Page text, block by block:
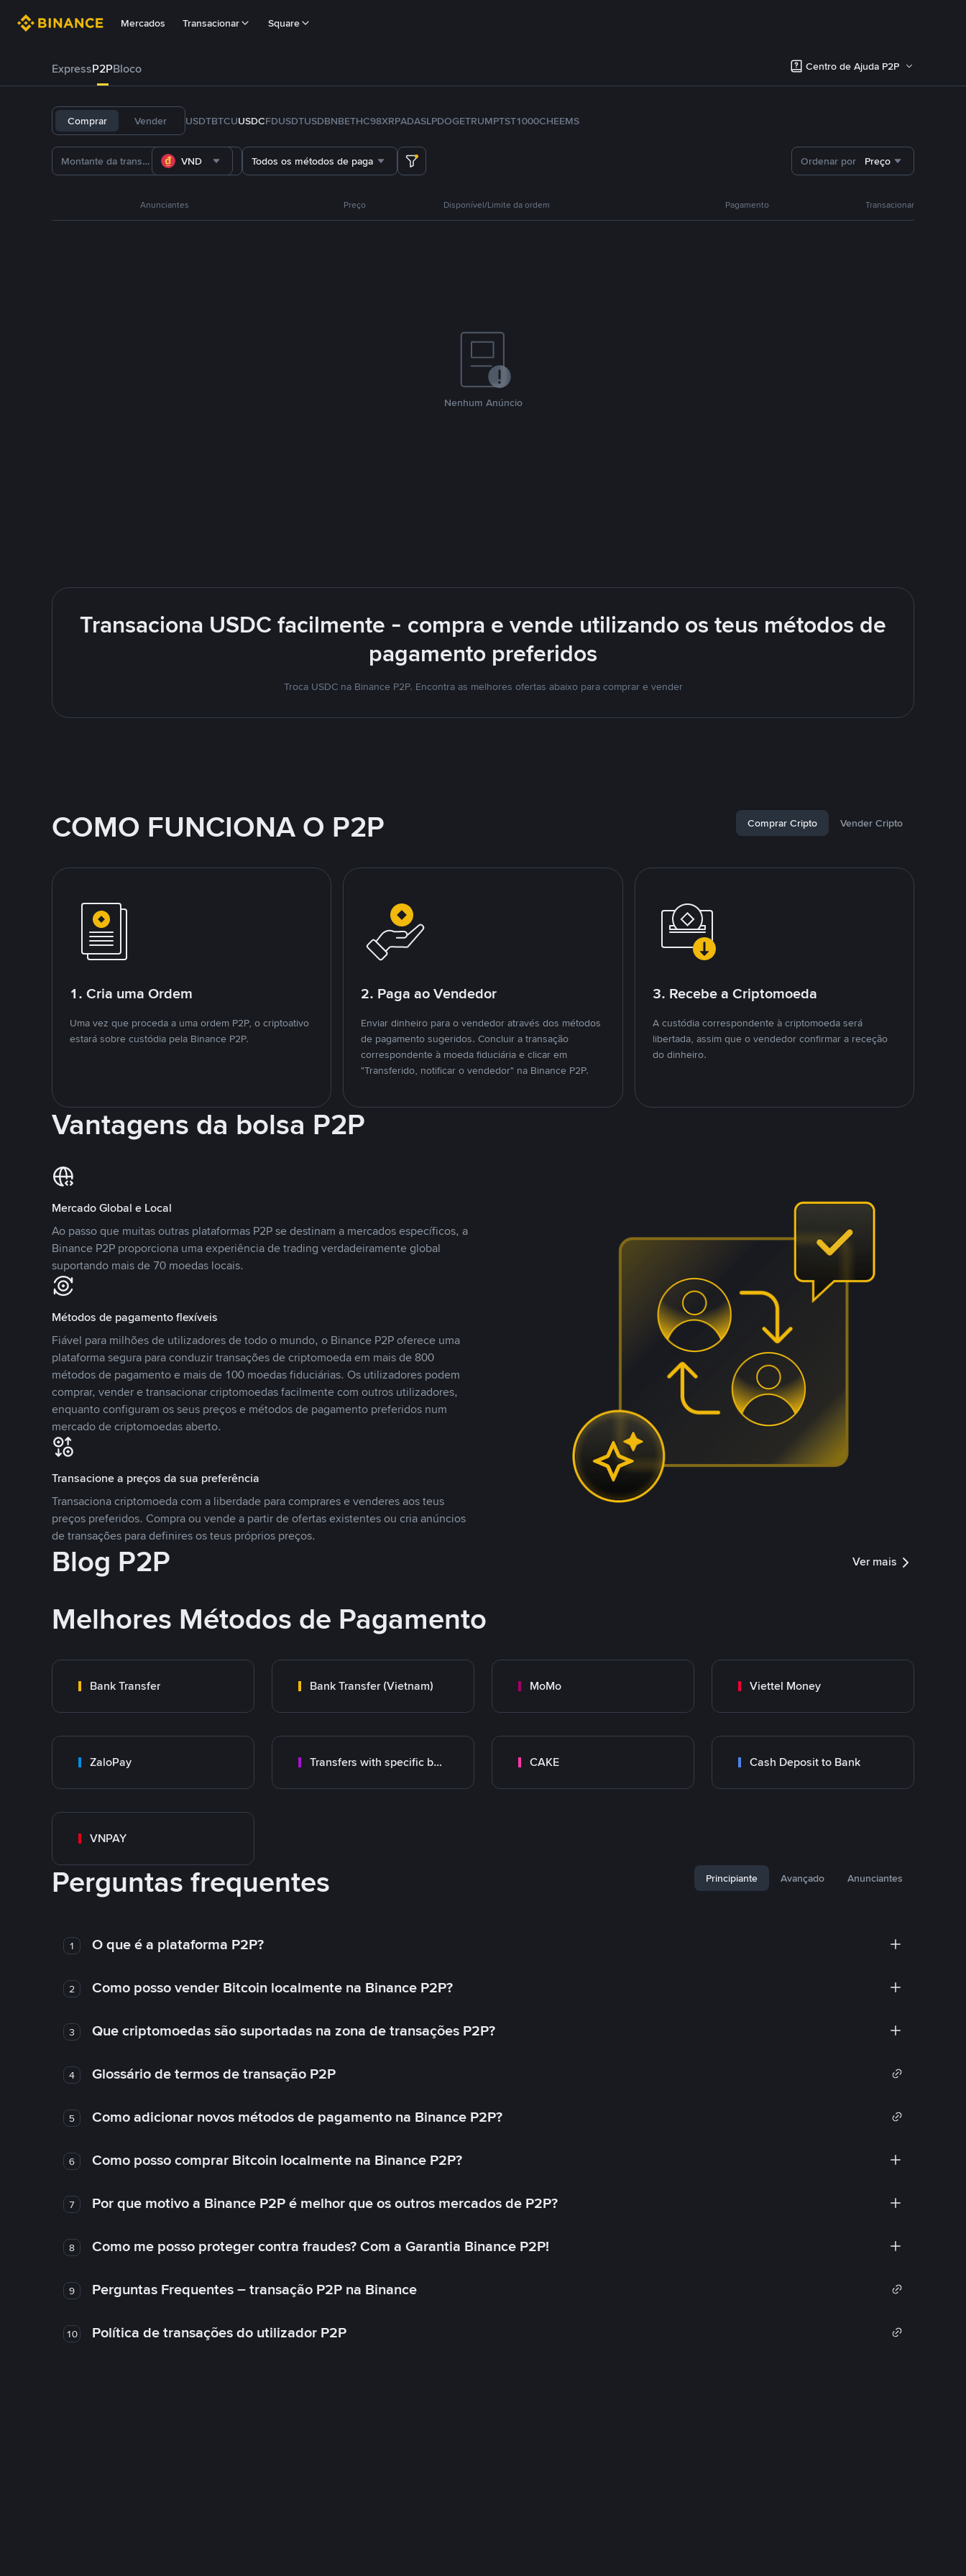
Mercados Transacionar Square
ExpressP2PBloco Centro de Ajuda P2P
Comprar Vender USDTBTCUUSDCFDUSDTUSDBNBETHC98XRPADASLPDOGETRUMPTST1000CHEEMS
VND Todos os métodos de pagamento Ordenar por Preço
Anunciantes Preço Disponível/Limite da ordem Pagamento Transacionar
Nenhum Anúncio
Transaciona USDC facilmente - compra e vende utilizando os teus métodos de
pagamento preferidos
Troca USDC na Binance P2P. Encontra as melhores ofertas abaixo para comprar e vender
COMO FUNCIONA O P2P Comprar Cripto Vender Cripto
1. Cria uma Ordem
Uma vez que proceda a uma ordem P2P, o criptoativo
estará sobre custódia pela Binance P2P.
2. Paga ao Vendedor
Enviar dinheiro para o vendedor através dos métodos
de pagamento sugeridos. Concluir a transação
correspondente à moeda fiduciária e clicar em
"Transferido, notificar o vendedor" na Binance P2P.
3. Recebe a Criptomoeda
A custódia correspondente à criptomoeda será
libertada, assim que o vendedor confirmar a receção
do dinheiro.
Vantagens da bolsa P2P
Mercado Global e Local
Ao passo que muitas outras plataformas P2P se destinam a mercados específicos, a
Binance P2P proporciona uma experiência de trading verdadeiramente global
suportando mais de 70 moedas locais.
Métodos de pagamento flexíveis
Fiável para milhões de utilizadores de todo o mundo, o Binance P2P oferece uma
plataforma segura para conduzir transações de criptomoeda em mais de 800
métodos de pagamento e mais de 100 moedas fiduciárias. Os utilizadores podem
comprar, vender e transacionar criptomoedas facilmente com outros utilizadores,
enquanto configuram os seus preços e métodos de pagamento preferidos num
mercado de criptomoedas aberto.
Transacione a preços da sua preferência
Transaciona criptomoeda com a liberdade para comprares e venderes aos teus
preços preferidos. Compra ou vende a partir de ofertas existentes ou cria anúncios
de transações para definires os teus próprios preços.
Blog P2P Ver mais
Melhores Métodos de Pagamento
Bank Transfer Bank Transfer (Vietnam) MoMo Viettel Money
ZaloPay Transfers with specific bank CAKE Cash Deposit to Bank
VNPAY
Perguntas frequentes Principiante Avançado Anunciantes
1 O que é a plataforma P2P?
2 Como posso vender Bitcoin localmente na Binance P2P?
3 Que criptomoedas são suportadas na zona de transações P2P?
4 Glossário de termos de transação P2P
5 Como adicionar novos métodos de pagamento na Binance P2P?
6 Como posso comprar Bitcoin localmente na Binance P2P?
7 Por que motivo a Binance P2P é melhor que os outros mercados de P2P?
8 Como me posso proteger contra fraudes? Com a Garantia Binance P2P!
9 Perguntas Frequentes – transação P2P na Binance
10 Política de transações do utilizador P2P